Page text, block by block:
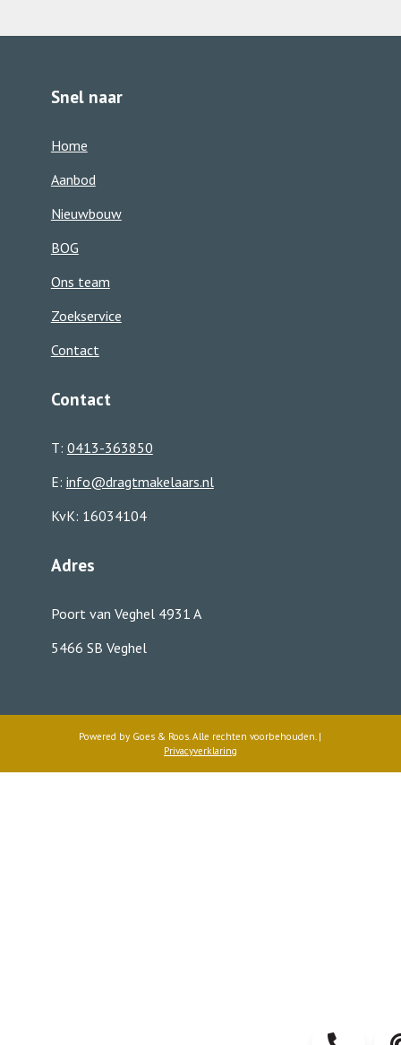
Snel naar
Home
Aanbod
Nieuwbouw
BOG
Ons team
Zoekservice
Contact
Contact
T: 0413-363850
E: info@dragtmakelaars.nl
KvK: 16034104
Adres
Poort van Veghel 4931 A
5466 SB Veghel
Powered by Goes & Roos.Alle rechten voorbehouden. |
Privacyverklaring